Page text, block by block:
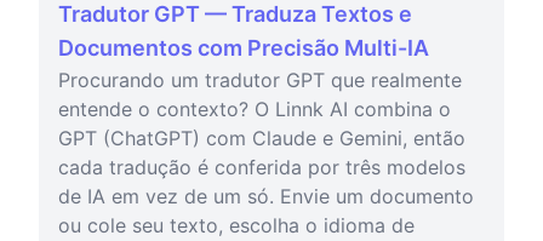
Tradutor GPT — Traduza Textos e
Documentos com Precisão Multi-IA
Procurando um tradutor GPT que realmente
entende o contexto? O Linnk AI combina o
GPT (ChatGPT) com Claude e Gemini, então
cada tradução é conferida por três modelos
de IA em vez de um só. Envie um documento
ou cole seu texto, escolha o idioma de